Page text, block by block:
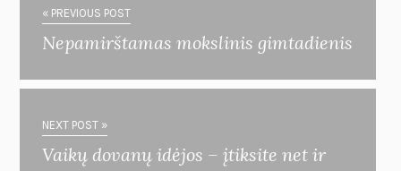
« PREVIOUS POST
Nepamirštamas mokslinis gimtadienis
NEXT POST »
Vaikų dovanų idėjos – įtiksite net ir